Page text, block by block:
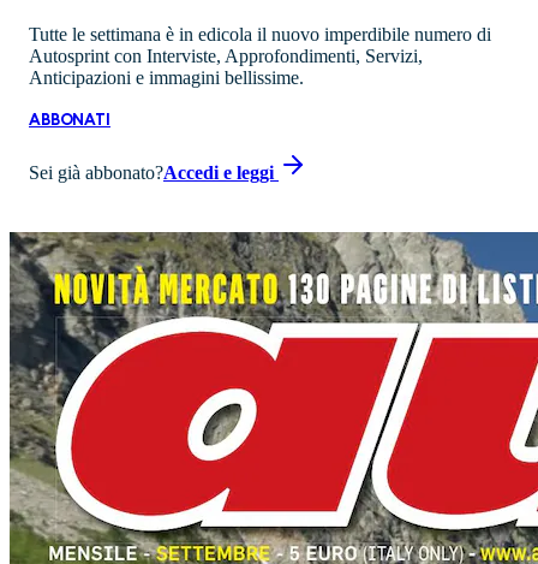
Tutte le settimana è in edicola il nuovo imperdibile numero di
Autosprint con Interviste, Approfondimenti, Servizi,
Anticipazioni e immagini bellissime.
ABBONATI
Sei già abbonato?Accedi e leggi